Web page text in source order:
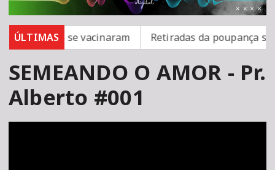
ÚLTIMAS
16 não se vacinaram Retiradas da poupança
SEMEANDO O AMOR - Pr.
Alberto #001